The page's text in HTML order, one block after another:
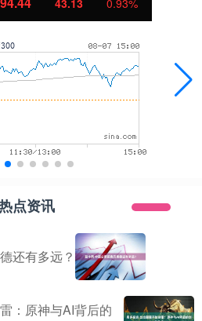
点资讯
还有多远？
：原神与AI背后的